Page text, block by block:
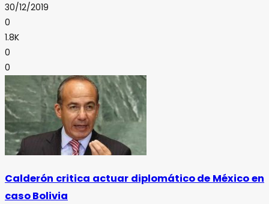
30/12/2019
0
1.8K
0
0
Calderón critica actuar diplomático de México en
caso Bolivia